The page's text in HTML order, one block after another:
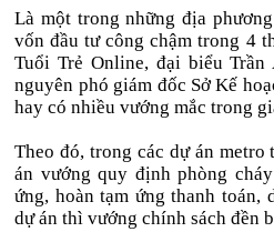
Là một trong những địa
vốn đầu tư công chậm trong 4
Tuổi Trẻ Online, đại biểu Trần
nguyên phó giám đốc Sở Kế
hay có nhiều vướng mắc trong
Theo đó, trong các dự án metro
án vướng quy định phòng
ứng, hoàn tạm ứng thanh
dự án thì vướng chính sách đền